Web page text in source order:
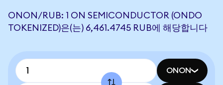
ONON/RUB: 1 ON SEMICONDUCTOR (ONDO
TOKENIZED)은(는) 6,461.4745 RUB에 해당합니다
ONON